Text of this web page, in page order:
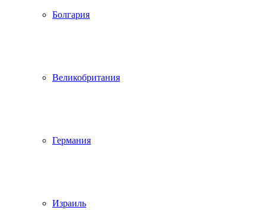
Болгария
Великобритания
Германия
Израиль